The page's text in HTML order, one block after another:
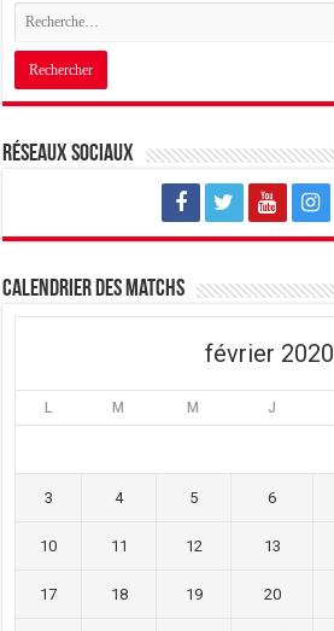
Réseaux sociaux
Calendrier des matchs
février 2020
L M M J
3 4 5 6
10 11 12 13
17 18 19 20